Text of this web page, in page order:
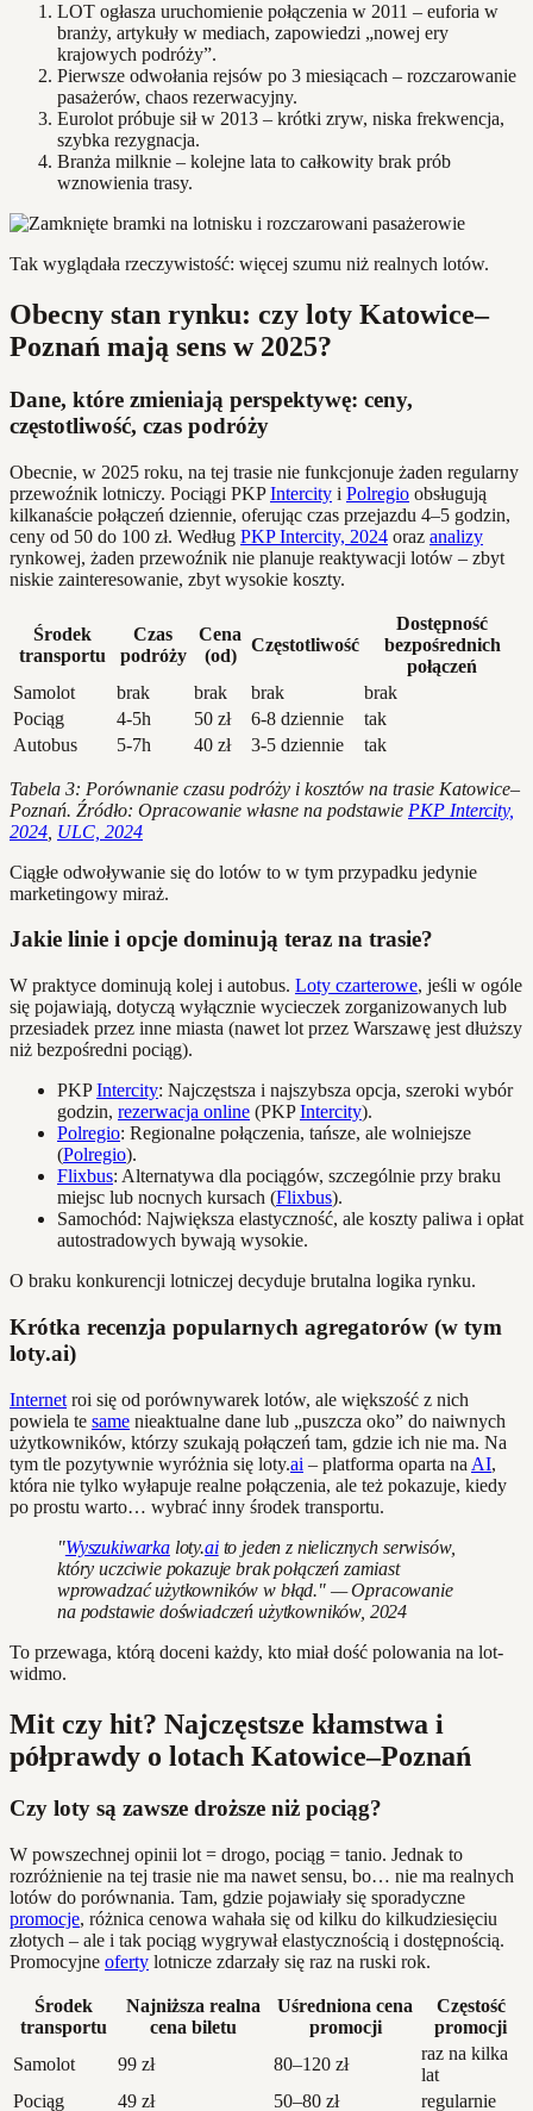
LOT ogłasza uruchomienie połączenia w 2011 – euforia w
branży, artykuły w mediach, zapowiedzi „nowej ery
krajowych podróży”.
Pierwsze odwołania rejsów po 3 miesiącach – rozczarowanie
pasażerów, chaos rezerwacyjny.
Eurolot próbuje sił w 2013 – krótki zryw, niska frekwencja,
szybka rezygnacja.
Branża milknie – kolejne lata to całkowity brak prób
wznowienia trasy.
Tak wyglądała rzeczywistość: więcej szumu niż realnych lotów.
Obecny stan rynku: czy loty Katowice–
Poznań mają sens w 2025?
Dane, które zmieniają perspektywę: ceny,
częstotliwość, czas podróży
Obecnie, w 2025 roku, na tej trasie nie funkcjonuje żaden regularny
przewoźnik lotniczy. Pociągi PKPIntercity i Polregio obsługują
kilkanaście połączeń dziennie, oferując czas przejazdu 4–5 godzin,
ceny od 50 do 100 zł. Według PKP Intercity, 2024 oraz analizy
rynkowej, żaden przewoźnik nie planuje reaktywacji lotów – zbyt
niskie zainteresowanie, zbyt wysokie koszty.
Środek
transportu
Czas
podróży
Cena
(od)
Częstotliwość
Dostępność
bezpośrednich
połączeń
Samolot
brak brak brak
brak
Pociąg
4-5h 50 zł 6-8 dziennie
tak
Autobus
5-7h 40 zł 3-5 dziennie tak
Tabela 3: Porównanie czasu podróży i kosztów na trasie Katowice–
Poznań. Źródło: Opracowanie własne na podstawie PKP Intercity,
2024 ULC, 2024
Ciągłe odwoływanie się do lotów to w tym przypadku jedynie
marketingowy miraż.
Jakie linie i opcje dominują teraz na trasie?
W praktyce dominują kolej i autobus. Loty czarterowe, jeśli w ogóle
się pojawiają, dotyczą wyłącznie wycieczek zorganizowanych lub
przesiadek przez inne miasta (nawet lot przez Warszawę jest dłuższy
niż bezpośredni pociąg).
PKPIntercity: Najczęstsza i najszybsza opcja, szeroki wybór
godzin, rezerwacja online (PKPIntercity).
Polregio: Regionalne połączenia, tańsze, ale wolniejsze
(Polregio).
Flixbus: Alternatywa dla pociągów, szczególnie przy braku
miejsc lub nocnych kursach (Flixbus).
Samochód: Największa elastyczność, ale koszty paliwa i opłat
autostradowych bywają wysokie.
O braku konkurencji lotniczej decyduje brutalna logika rynku.
Krótka recenzja popularnych agregatorów (w tym
loty.ai)
Internet roi się od porównywarek lotów, ale większość z nich
powiela te same nieaktualne dane lub „puszcza oko” do naiwnych
użytkowników, którzy szukają połączeń tam, gdzie ich nie ma. Na
tym tle pozytywnie wyróżnia się loty.ai – platforma oparta na AI,
która nie tylko wyłapuje realne połączenia, ale też pokazuje, kiedy
po prostu warto… wybrać inny środek transportu.
"Wyszukiwarkaloty.aito jeden z nielicznych serwisów,
który uczciwie pokazuje brak połączeń zamiast
wprowadzać użytkowników w błąd." — Opracowanie
na podstawie doświadczeń użytkowników, 2024
To przewaga, którą doceni każdy, kto miał dość polowania na lot-
widmo.
Mit czy hit? Najczęstsze kłamstwa i
półprawdy o lotach Katowice–Poznań
Czy loty są zawsze droższe niż pociąg?
W powszechnej opinii lot = drogo, pociąg = tanio. Jednak to
rozróżnienie na tej trasie nie ma nawet sensu, bo… nie ma realnych
lotów do porównania. Tam, gdzie pojawiały się sporadyczne
promocje, różnica cenowa wahała się od kilku do kilkudziesięciu
złotych – ale i tak pociąg wygrywał elastycznością i dostępnością.
Promocyjne oferty lotnicze zdarzały się raz na ruski rok.
Środek
transportu
Najniższa realna
cena biletu
Uśredniona cena
promocji
Częstość
promocji
Samolot
99 zł 80–120 zł
raz na kilka
lat
Pociąg
49 zł 50–80 zł regularnie